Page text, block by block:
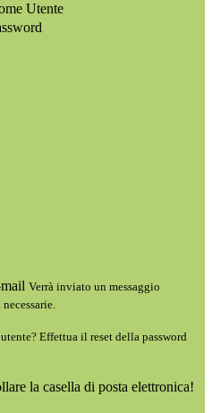
Utente
Verrà inviato un messaggio
Effettua il reset della password
la casella di posta elettronica!